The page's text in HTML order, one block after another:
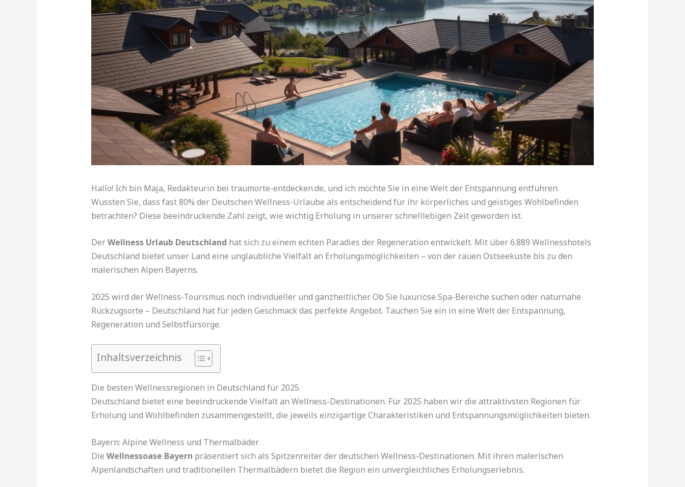
Hallo! Ich bin Maja, Redakteurin bei traumorte-entdecken.de, und ich möchte Sie in eine Welt der Entspannung entführen.
Wussten Sie, dass fast 80% der Deutschen Wellness-Urlaube als entscheidend für ihr körperliches und geistiges Wohlbefinden
betrachten? Diese beeindruckende Zahl zeigt, wie wichtig Erholung in unserer schnelllebigen Zeit geworden ist.
DerWellness Urlaub Deutschland hat sich zu einem echten Paradies der Regeneration entwickelt. Mit über 6.889 Wellnesshotels
Deutschland bietet unser Land eine unglaubliche Vielfalt an Erholungsmöglichkeiten – von der rauen Ostseeküste bis zu den
malerischen Alpen Bayerns.
2025 wird der Wellness-Tourismus noch individueller und ganzheitlicher. Ob Sie luxuriöse Spa-Bereiche suchen oder naturnahe
Rückzugsorte – Deutschland hat für jeden Geschmack das perfekte Angebot. Tauchen Sie ein in eine Welt der Entspannung,
Regeneration und Selbstfürsorge.
Inhaltsverzeichnis
Die besten Wellnessregionen in Deutschland für 2025
Deutschland bietet eine beeindruckende Vielfalt an Wellness-Destinationen. Für 2025 haben wir die attraktivsten Regionen für
Erholung und Wohlbefinden zusammengestellt, die jeweils einzigartige Charakteristiken und Entspannungsmöglichkeiten bieten.
Bayern: Alpine Wellness und Thermalbäder
Die Wellnessoase Bayern präsentiert sich als Spitzenreiter der deutschen Wellness-Destinationen. Mit ihren malerischen
Alpenlandschaften und traditionellen Thermalbädern bietet die Region ein unvergleichliches Erholungserlebnis.